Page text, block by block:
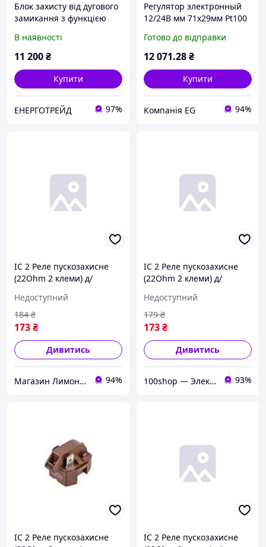
Блок захисту від дугового
замикання з функцією
Active VigiARC iC60, 2P,
40A, 30мА, A-SI
В наявності
11 200₴
Купити
ЕНЕРГОТРЕЙД 97%
Регулятор электронный
12/24В мм 71x29мм Pt100
выходы реле 2 реле IC915
Готово до відправки
12 071.28₴
Купити
Компанія EG 94%
IC 2 Реле пускозахисне
(22Ohm 2 клеми) д/
Недоступний
173₴
184 ₴
Дивитись
Магазин Лимонад 94%
IC 2 Реле пускозахисне
(22Ohm 2 клеми) д/
Недоступний
173₴
179 ₴
Дивитись
100shop — Электроника и расходники / маникюр и салоны красоты! 93%
IC 2 Реле пускозахисне
IC 2 Реле пускозахисне